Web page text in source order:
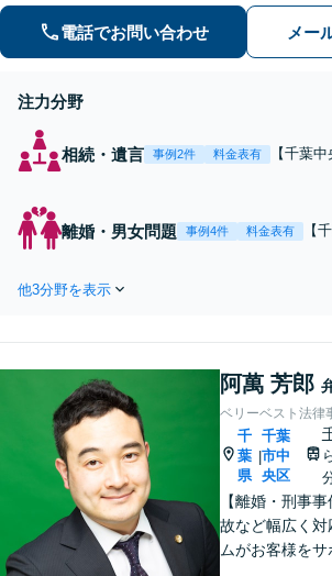
動産・集合住
債権回収】
電話でお問い合わせ メー
注力分野
相続・遺言 事例2件 料金表有
【千葉
いなどを
を軽減。
離婚・男女問題 事例4件 料金表有
【
な
た
い
ち
相
所
他3分野を表示
阿萬 芳郎
ベリーベスト法律
千
葉
県
|
千葉
市中
央区
【離婚・刑事
故など幅広く
ムがお客様をサ